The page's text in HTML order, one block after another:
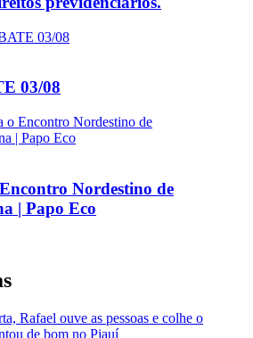
03/08
Nordestino de
| Papo Eco